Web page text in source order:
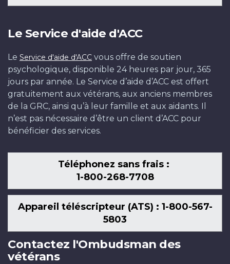
Le Service d'aide d'ACC
Le Service d'aide d'ACC vous offre de soutien
psychologique, disponible 24 heures par jour, 365
jours par année. Le Service d’aide d’ACC est offert
gratuitement aux vétérans, aux anciens membres
de la GRC, ainsi qu’à leur famille et aux aidants. Il
n’est pas nécessaire d’être un client d’ACC pour
bénéficier des services.
Téléphonez sans frais :
1-800-268-7708
Appareil téléscripteur (ATS) : 1-800-567-
5803
Contactez l'Ombudsman des
vétérans